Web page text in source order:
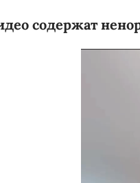
содержат